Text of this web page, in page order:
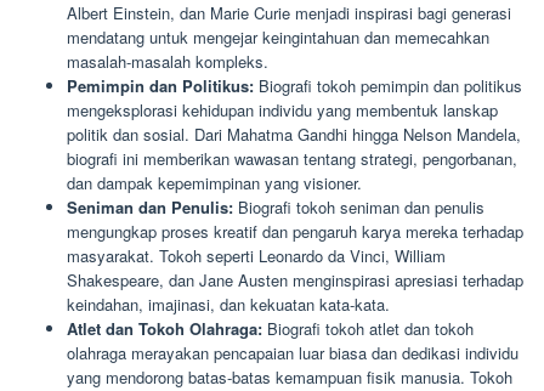
Albert Einstein, dan Marie Curie menjadi inspirasi bagi generasi
mendatang untuk mengejar keingintahuan dan memecahkan
masalah-masalah kompleks.
Pemimpin dan Politikus: Biografi tokoh pemimpin dan politikus
mengeksplorasi kehidupan individu yang membentuk lanskap
politik dan sosial. Dari Mahatma Gandhi hingga Nelson Mandela,
biografi ini memberikan wawasan tentang strategi, pengorbanan,
dan dampak kepemimpinan yang visioner.
Seniman dan Penulis: Biografi tokoh seniman dan penulis
mengungkap proses kreatif dan pengaruh karya mereka terhadap
masyarakat. Tokoh seperti Leonardo da Vinci, William
Shakespeare, dan Jane Austen menginspirasi apresiasi terhadap
keindahan, imajinasi, dan kekuatan kata-kata.
Atlet dan Tokoh Olahraga: Biografi tokoh atlet dan tokoh
olahraga merayakan pencapaian luar biasa dan dedikasi individu
yang mendorong batas-batas kemampuan fisik manusia. Tokoh